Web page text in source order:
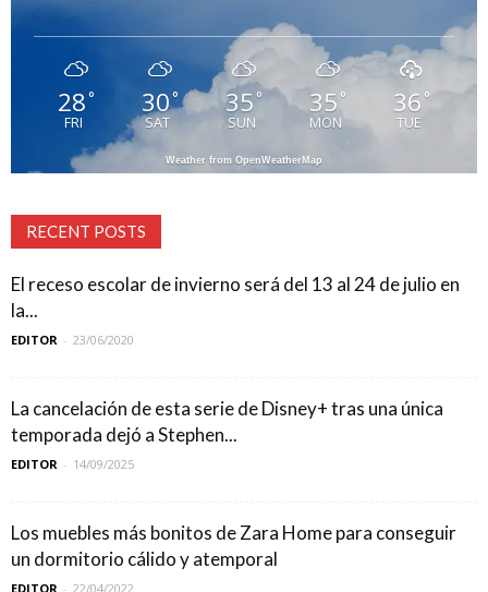
28°
FRI
30°
SAT
35 °
SUN
35 °
MON
36 °
TUE
Weather from OpenWeatherMap
RECENT POSTS
El receso escolar de invierno será del 13 al 24 de julio en
la...
EDITOR - 23/06/2020
La cancelación de esta serie de Disney+ tras una única
temporada dejó a Stephen...
EDITOR - 14/09/2025
Los muebles más bonitos de Zara Home para conseguir
un dormitorio cálido y atemporal
EDITOR - 22/04/2022